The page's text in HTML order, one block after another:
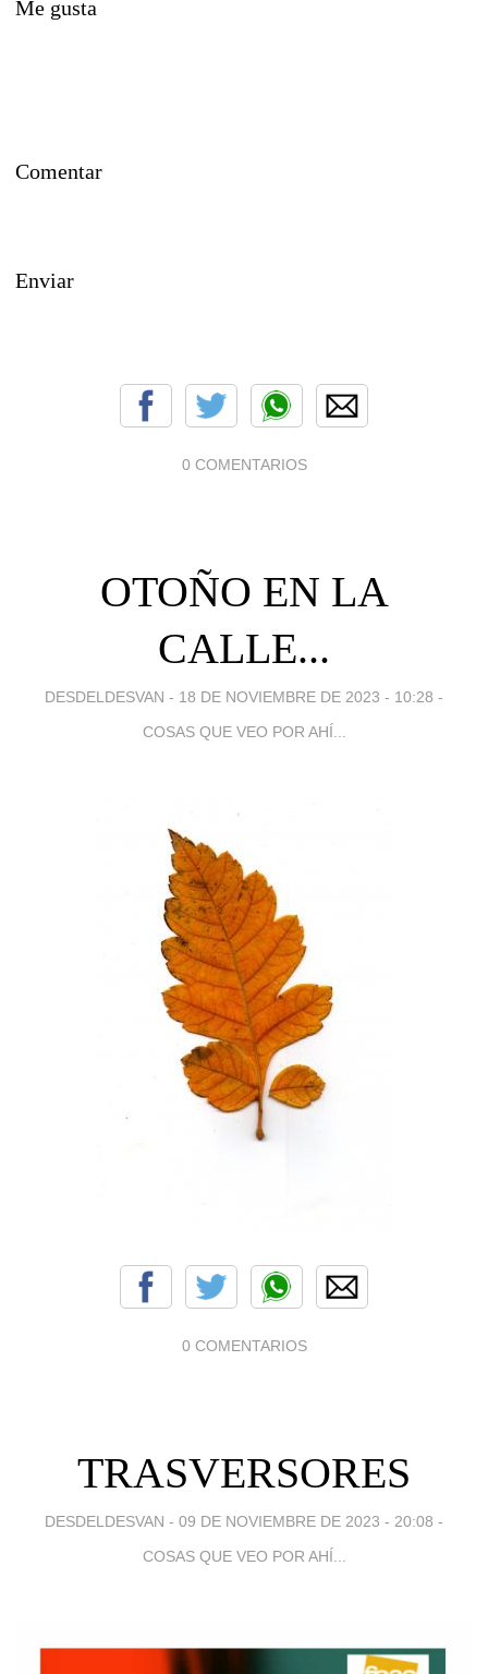
Me gusta
Comentar
Enviar
0 COMENTARIOS
OTOÑO EN LA
CALLE...
DESDELDESVAN - 18 DE NOVIEMBRE DE 2023 - 10:28 -
COSAS QUE VEO POR AHÍ...
0 COMENTARIOS
TRASVERSORES
DESDELDESVAN - 09 DE NOVIEMBRE DE 2023 - 20:08 -
COSAS QUE VEO POR AHÍ...